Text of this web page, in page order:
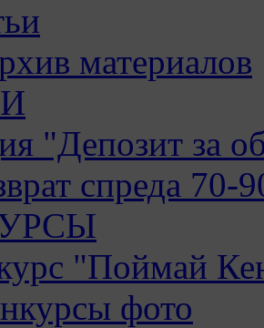
материалов
"Депозит за
спреда 70-
"Поймай
фото